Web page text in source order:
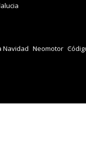
Navidad Neomotor